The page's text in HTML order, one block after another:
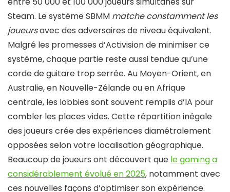
Steam. Le système SBMM matche constamment les
joueursavec des adversaires de niveau équivalent.
Malgré les promesses d’Activision de minimiser ce
système, chaque partie reste aussi tendue qu’une
corde de guitare trop serrée. Au Moyen-Orient, en
Australie, en Nouvelle-Zélande ou en Afrique
centrale, les lobbies sont souvent remplis d’IA pour
combler les places vides. Cette répartition inégale
des joueurs crée des expériences diamétralement
opposées selon votre localisation géographique.
Beaucoup de joueurs ont découvert que le gaming a
considérablement évolué en 2025, notamment avec
ces nouvelles façons d’optimiser son expérience.